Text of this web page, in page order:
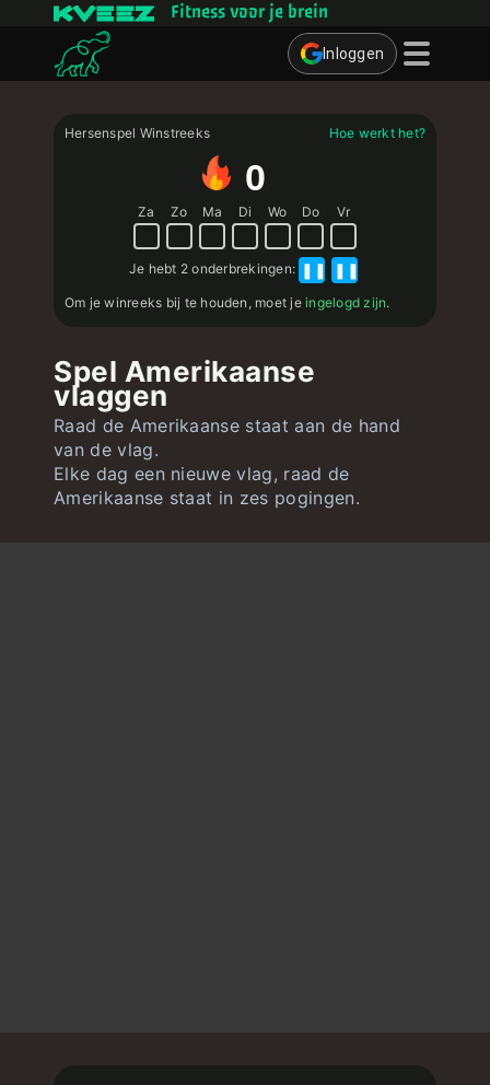
Fitness voor je brein
Inloggen
Quizzen
Gebruiker
Contact
Hersenspel Winstreeks Hoe werkt het?
0
Za Zo Ma Di Wo Do Vr
Je hebt 2 onderbrekingen: ❚❚ ❚❚
Om je winreeks bij te houden, moet jeingelogd zijn.
Spel Amerikaanse
vlaggen
Raad de Amerikaanse staat aan de hand
van de vlag.
Elke dag een nieuwe vlag, raad de
Amerikaanse staat in zes pogingen.